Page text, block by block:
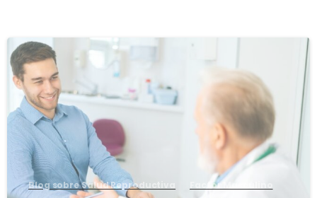
Blog sobre Salud Reproductiva Factor Masculino